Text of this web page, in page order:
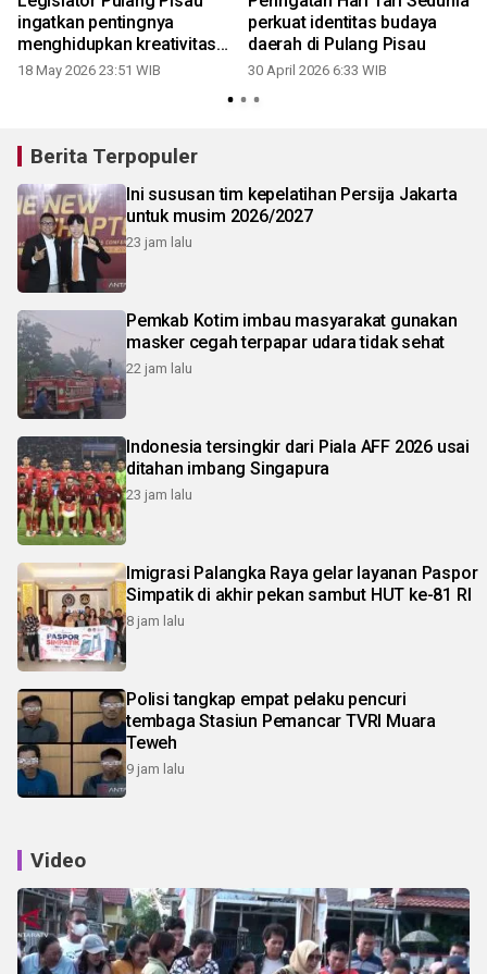
ingatkan pentingnya
menghidupkan kreativitas
seni budaya
18 May 2026 23:51 WIB
perkuat identitas budaya
daerah di Pulang Pisau
30 April 2026 6:33 WIB
Berita Terpopuler
Ini sususan tim kepelatihan Persija Jakarta
untuk musim 2026/2027
23 jam lalu
Pemkab Kotim imbau masyarakat gunakan
masker cegah terpapar udara tidak sehat
22 jam lalu
Indonesia tersingkir dari Piala AFF 2026 usai
ditahan imbang Singapura
23 jam lalu
Imigrasi Palangka Raya gelar layanan Paspor
Simpatik di akhir pekan sambut HUT ke-81 RI
8 jam lalu
Polisi tangkap empat pelaku pencuri
tembaga Stasiun Pemancar TVRI Muara
Teweh
9 jam lalu
Video